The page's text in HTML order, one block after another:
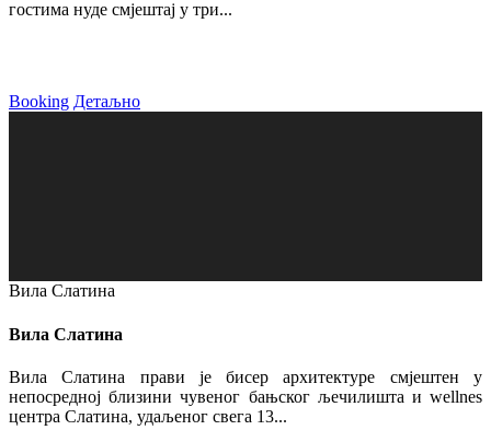
гостима нуде смјештај у три...
Booking Детаљно
Вила Слатина
Вила Слатина
Вила Слатина прави је бисер архитектуре смјештен у
непосредној близини чувеног бањског љечилишта и wellnes
центра Слатина, удаљеног свега 13...